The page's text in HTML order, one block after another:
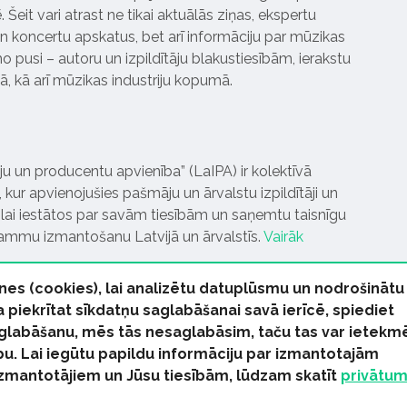
Šeit vari atrast ne tikai aktuālās ziņas, ekspertu
koncertu apskatus, bet arī informāciju par mūzikas
pusi – autoru un izpildītāju blakustiesībām, ierakstu
kā arī mūzikas industriju kopumā.
un producentu apvienība” (LaIPA) ir kolektīvā
apvienojušies pašmāju un ārvalstu izpildītāji un
iestātos par savām tiesībām un saņemtu taisnīgu
izmantošanu Latvijā un ārvalstīs. Vairāk
tiesības paturētas
(cookies), lai analizētu datuplūsmu un nodrošinātu
piekrītat sīkdatņu saglabāšanai savā ierīcē, spiediet
mēs tās nesaglabāsim, taču tas var
Lai iegūtu papildu informāciju par izmantotajām
un Jūsu tiesībām, lūdzam skatīt